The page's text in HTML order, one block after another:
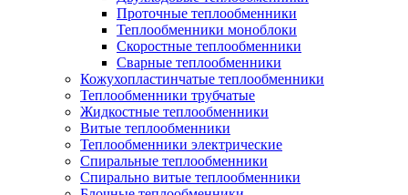
Проточные теплообменники
Теплообменники моноблоки
Скоростные теплообменники
Сварные теплообменники
Кожухопластинчатые теплообменники
Теплообменники трубчатые
Жидкостные теплообменники
Витые теплообменники
Теплообменники электрические
Спиральные теплообменники
Спирально витые теплообменники